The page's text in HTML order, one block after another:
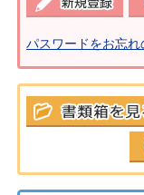
パスワードをお忘れ